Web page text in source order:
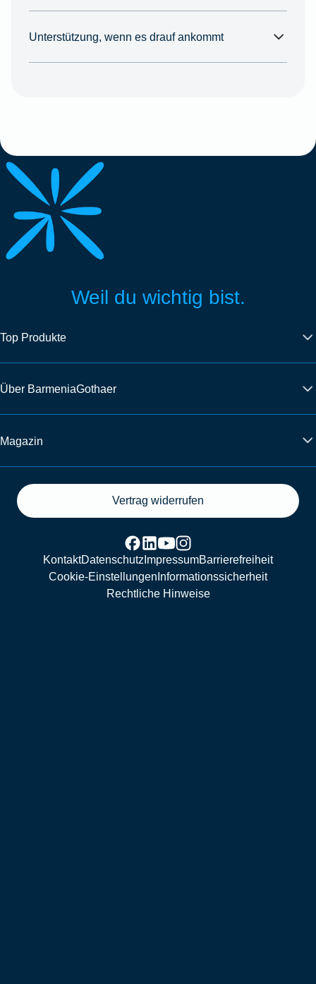
Unterstützung, wenn es drauf ankommt
Weil du wichtig bist.
Top Produkte
Über BarmeniaGothaer
Magazin
Vertrag widerrufen
KontaktDatenschutz ImpressumBarrierefreiheit
Cookie-Einstellungen Informationssicherheit
Rechtliche Hinweise